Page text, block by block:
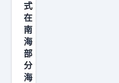
布
，
8
月
3
日
式
在
南
海
部
分
海